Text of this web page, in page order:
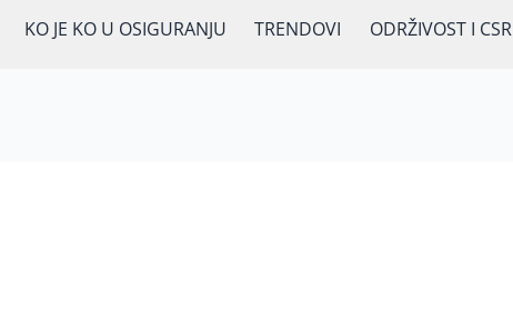
KO JE KO U OSIGURANJU TRENDOVI ODRŽIVOST I CSR